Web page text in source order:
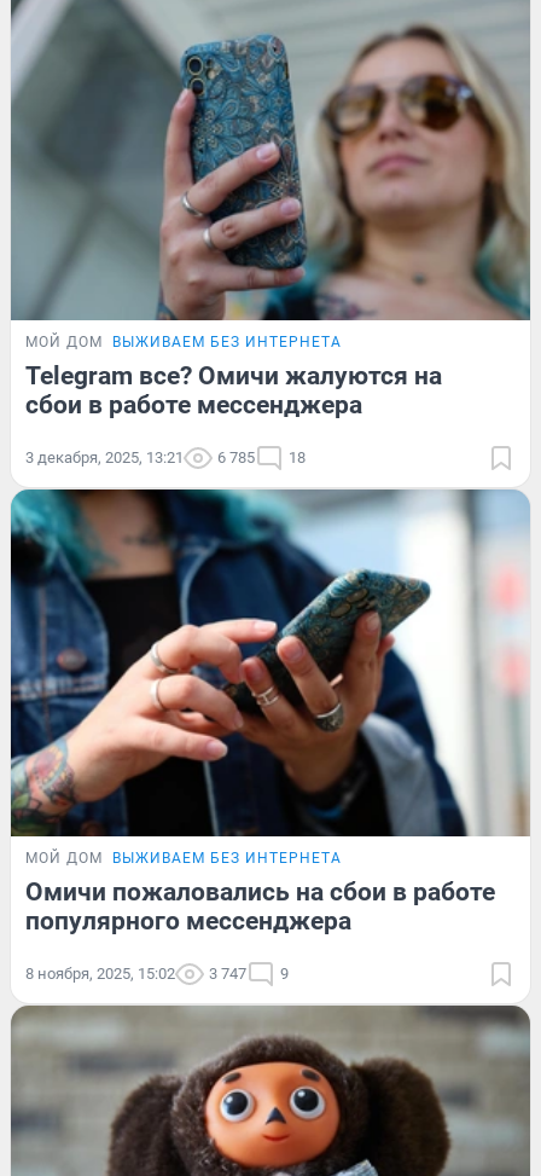
МОЙ ДОМ ВЫЖИВАЕМ БЕЗ ИНТЕРНЕТА
Telegram все? Омичи жалуются на
сбои в работе мессенджера
3 декабря, 2025, 13:21 6 785 18
МОЙ ДОМ ВЫЖИВАЕМ БЕЗ ИНТЕРНЕТА
Омичи пожаловались на сбои в работе
популярного мессенджера
8 ноября, 2025, 15:02 3 747 9